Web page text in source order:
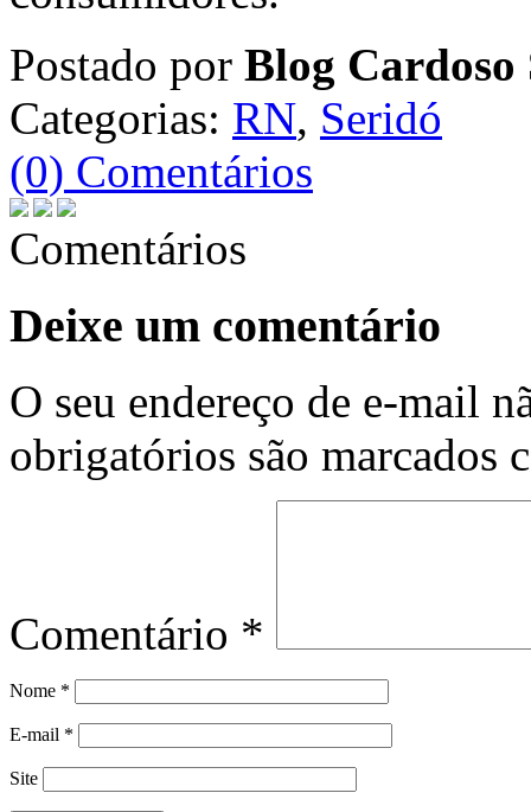
Postado por Blog Cardoso
Categorias: RN, Seridó
(0) Comentários
Comentários
Deixe um comentário
O seu endereço de e-mail
obrigatórios são marcados
Comentário *
Nome *
E-mail *
Site